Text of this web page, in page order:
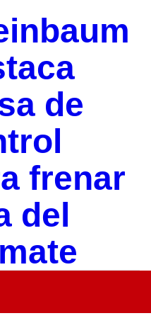
de
frenar
del